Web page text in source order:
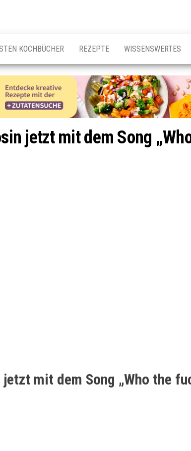
KOCHBÜCHER REZEPTE WISSENSWERTES
jetzt mit dem Song
jetzt mit dem Song „Who the